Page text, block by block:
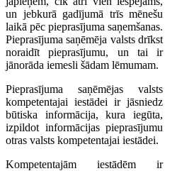
un jebkurā gadījumā trīs mēnešu
laikā pēc pieprasījuma saņemšanas.
Pieprasījuma saņēmēja valsts drīkst
noraidīt pieprasījumu, un tai ir
jānorāda iemesli šādam lēmumam.
Pieprasījuma saņēmējas valsts
kompetentajai iestādei ir jāsniedz
būtiska informācija, kura iegūta,
izpildot informācijas pieprasījumu
otras valsts kompetentajai iestādei.
Kompetentajām iestādēm ir